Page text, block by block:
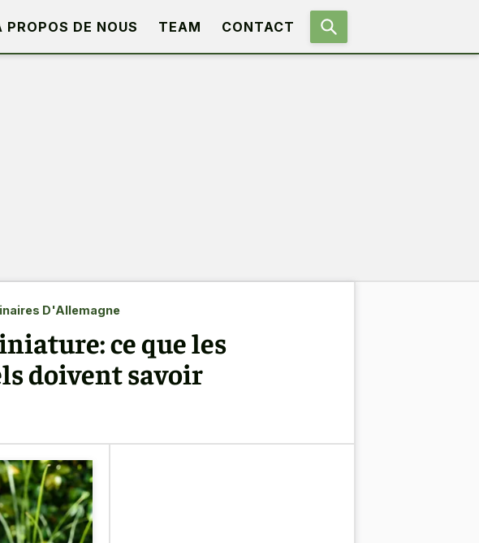
PROPOS DE NOUS TEAM CONTACT
D'Allemagne
ce que les
doivent savoir